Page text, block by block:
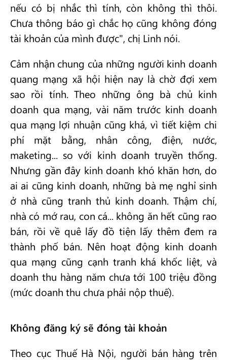
nếu có bị nhắc thì tính, còn không thì thôi.
Chưa thông báo gì chắc họ cũng không đóng
tài khoản của mình được", chị Linh nói.
Cảm nhận chung của những người kinh doanh
quang mạng xã hội hiện nay là chờ đợi xem
sao rồi tính. Theo những ông bà chủ kinh
doanh qua mạng, vài năm trước kinh doanh
qua mạng lợi nhuận cũng khá, vì tiết kiệm chi
phí mặt bằng, nhân công, điện, nước,
maketing... so với kinh doanh truyền thống.
Nhưng gần đây kinh doanh khó khăn hơn, do
ai ai cũng kinh doanh, những bà mẹ nghỉ sinh
ở nhà cũng tranh thủ kinh doanh. Thậm chí,
nhà có mớ rau, con cá... không ăn hết cũng rao
bán, rồi về quê lấy đồ tiện lấy thêm đem ra
thành phố bán. Nên hoạt động kinh doanh
qua mạng cũng cạnh tranh khá khốc liệt, và
doanh thu hàng năm chưa tới 100 triệu đồng
(mức doanh thu chưa phải nộp thuế).
Không đăng ký sẽ đóng tài khoản
Theo cục Thuế Hà Nội, người bán hàng trên